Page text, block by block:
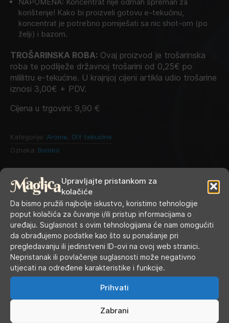
Upravljajte pristankom za
kolačiće
Da bismo pružili najbolje iskustvo, koristimo tehnologije
poput kolačića za čuvanje i/ili pristup informacijama o
uređaju. Suglasnost s ovim tehnologijama će nam omogućiti
da obrađujemo podatke kao što su ponašanje pri
pregledavanju ili jedinstveni ID-ovi na ovoj web stranici.
Nepristanak ili povlačenje suglasnosti može negativno
utjecati na određene karakteristike i funkcije.
Prihvati
Zabrani
korištenje! Kako bi proizveli gotovu e-tekućinu,
koncentrat je potrebno pomiješati sa nic shot-om (po
želji) i bazom.
TROŠARINSKA ROBA: Ovaj proizvod je trošarinska
roba te podliježe državnoj trošarini od 0,25€ po
mililitru e-tekućine. U krajnjoj cijeni artikla udio trošarine
iznosi 3,00€ + PDV.
Cijena u trgovini: 9,90 €
Kategorije: Arome DIY tekućine
Oznaka: Bombo
RADNO VRIJEME
Ponedjeljak 9.00 - 19.00